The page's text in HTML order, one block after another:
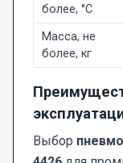
более, °C
Масса, не
более, кг
Выбор